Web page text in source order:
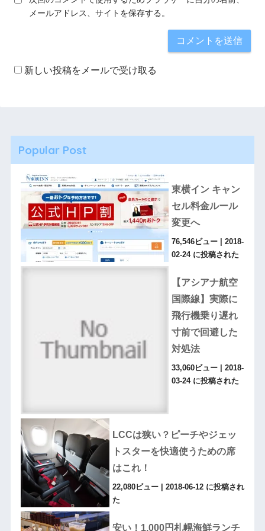
メールアドレス、サイトを保存する。
新しい投稿をメールで受け取る
Popular Post
東横イン キャン
セル料金ルール
変更へ
76,546ビュー| 2018-
02-24 に投稿された
【アシアナ航空
国際線】実際に
飛行機乗り遅れ
寸前で回避した
対処法
33,060ビュー| 2018-
03-24 に投稿された
LCCは狭い？ピーチやジェッ
トスターを快適使うための席
はこれ！
22,080ビュー| 2018-06-12 に投稿され
た
安い！1,000円札幌海鮮ランチ